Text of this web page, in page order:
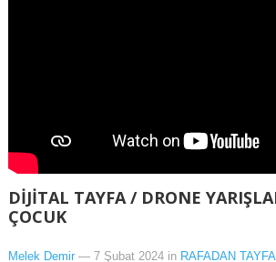
DİJİTAL TAYFA / DRONE
ÇOCUK
Melek Demir — 7 Şubat 2024 in RAFADAN TAYFA